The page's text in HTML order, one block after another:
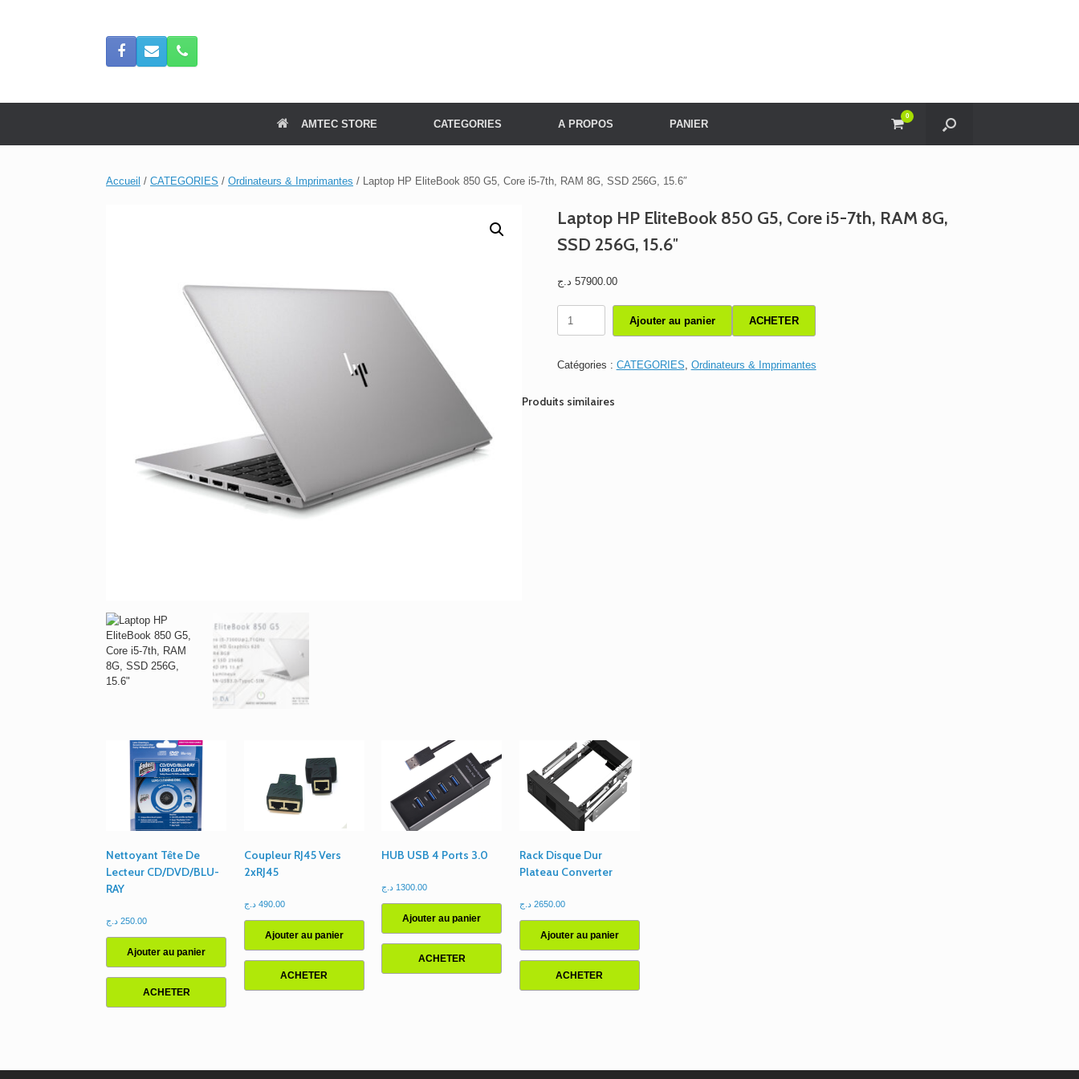
AMTEC STORE CATEGORIES A PROPOS PANIER
View
shopping
cart
0
Accueil / CATEGORIES / Ordinateurs & Imprimantes / Laptop HP EliteBook 850 G5, Core i5-7th, RAM 8G, SSD 256G, 15.6″
Laptop HP EliteBook 850 G5, Core i5-7th, RAM 8G,
SSD 256G, 15.6″
57900.00 د.ج
EliteBook
G5,
Ajouter au panier ACHETER
Catégories : CATEGORIES Ordinateurs & Imprimantes
Produits similaires
Nettoyant Tête De
Lecteur CD/DVD/BLU-
RAY
250.00 د.ج
Ajouter au panier
ACHETER
Coupleur RJ45 Vers
2xRJ45
490.00 د.ج
Ajouter au panier
ACHETER
HUB USB 4 Ports 3.0
1300.00 د.ج
Ajouter au panier
ACHETER
Rack Disque Dur
Plateau Converter
2650.00 د.ج
Ajouter au panier
ACHETER